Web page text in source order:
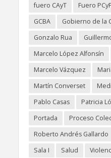
fuero CAyT
Fuero PCyF
GCBA
Gobierno de la
Gonzalo Rua
Marcelo López Alfonsín
Marcelo Vázquez
Martín Converset
Pablo Casas
Patricia
Portada
Proceso
Roberto Andrés Gallardo
Sala I
Salud